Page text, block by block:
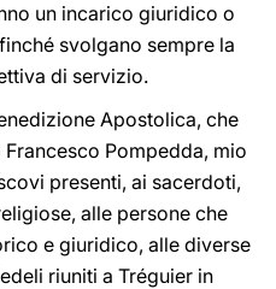
un incarico giuridico o
svolgano sempre la
di servizio.
Apostolica, che
Pompedda, mio
presenti, ai sacerdoti,
alle persone che
e giuridico, alle diverse
riuniti a Tréguier in